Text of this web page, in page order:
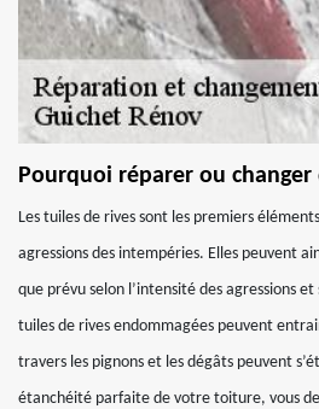
Pourquoi réparer ou changer
Les tuiles de rives sont les premiers
agressions des intempéries. Elles peuvent
que prévu selon l’intensité des agressions
tuiles de rives endommagées peuvent
travers les pignons et les dégâts peuvent
étanchéité parfaite de votre toiture, vous